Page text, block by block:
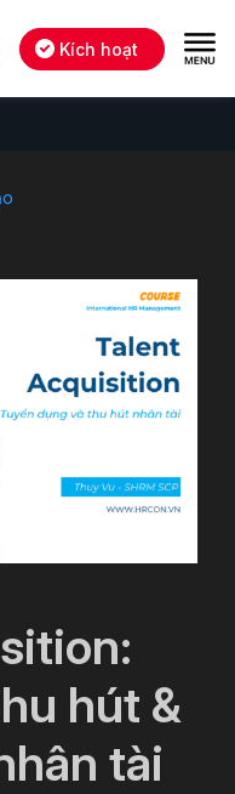
Kích hoạt
hút &
tài